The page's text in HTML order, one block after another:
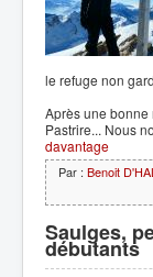
le refuge non
Après une bonne
Pastrire... Nous
davantage
Par : Benoit
Saulges,
débutants